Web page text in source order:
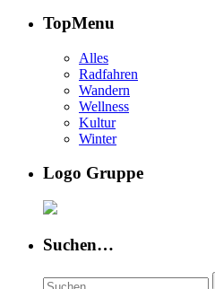
TopMenu
Alles
Radfahren
Wandern
Wellness
Kultur
Winter
Logo Gruppe
Suchen…